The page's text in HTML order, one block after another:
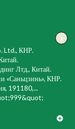
›
Ltd., КНР.
Лтд., Китай.
«Саньцзинь», КНР.
191180,...